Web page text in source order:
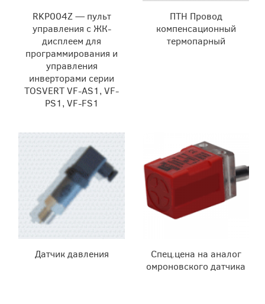
RKP004Z — пульт
управления с ЖК-
дисплеем для
программирования и
управления
инверторами серии
TOSVERT VF-AS1, VF-
PS1, VF-FS1
ПТН Провод
компенсационный
термопарный
Датчик давления
Спец.цена на аналог
омроновского датчика